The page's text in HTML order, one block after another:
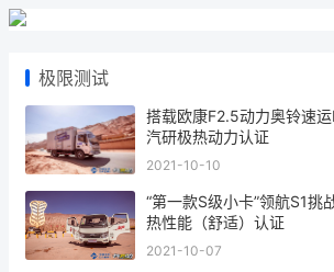
极限测试
搭载欧康F2.5动力奥铃速
汽研极热动力认证
2021-10-10
“第一款S级小卡”领航S1挑
热性能（舒适）认证
2021-10-07